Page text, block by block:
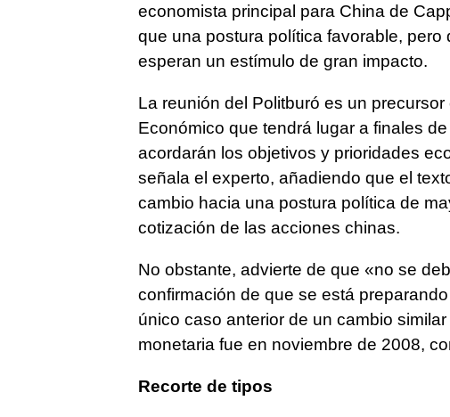
economista principal para China de
que una postura política favorable,
esperan un estímulo de gran impacto.
La reunión del Politburó es un
Económico que tendrá lugar a finales
acordarán los objetivos y prioridades
señala el experto, añadiendo que el
cambio hacia una postura política de
cotización de las acciones chinas.
No obstante, advierte de que «no se
confirmación de que se está
único caso anterior de un cambio
monetaria fue en noviembre de 2008,
Recorte de tipos